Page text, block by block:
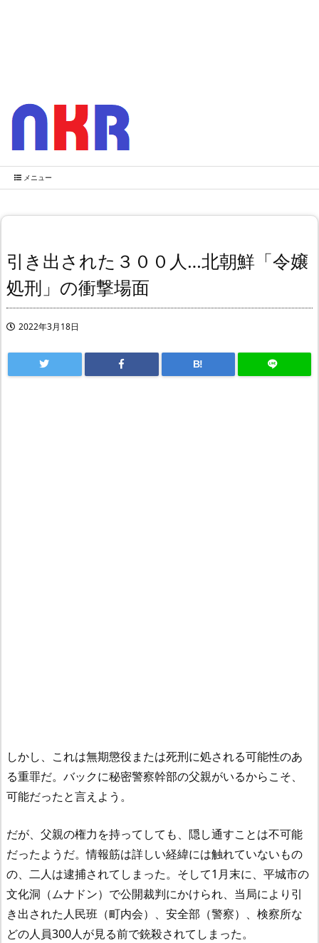
メニュー
引き出された３００人…北朝鮮「令嬢
処刑」の衝撃場面
2022年3月18日
B!
しかし、これは無期懲役または死刑に処される可能性のあ
る重罪だ。バックに秘密警察幹部の父親がいるからこそ、
可能だったと言えよう。
だが、父親の権力を持ってしても、隠し通すことは不可能
だったようだ。情報筋は詳しい経緯には触れていないもの
の、二人は逮捕されてしまった。そして1月末に、平城市の
文化洞（ムナドン）で公開裁判にかけられ、当局により引
き出された人民班（町内会）、安全部（警察）、検察所な
どの人員300人が見る前で銃殺されてしまった。